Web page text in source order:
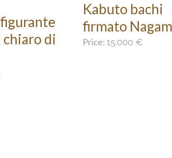
chiaro di
Kabuto bachi
firmato
Price:15.000 €